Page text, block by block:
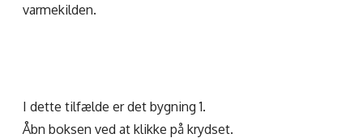
varmekilden.
I dette tilfælde er det bygning 1.
Åbn boksen ved at klikke på krydset.